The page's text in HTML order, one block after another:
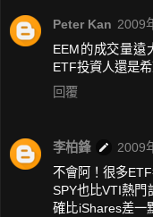
Peter Kan 2009
EEM的成交量遠
ETF投資人還是
回覆
李柏鋒
2009
不會阿！很多
SPY也比VTI熱門
確比iShares差一